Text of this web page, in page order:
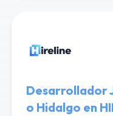
Desarrollador
o Hidalgo en